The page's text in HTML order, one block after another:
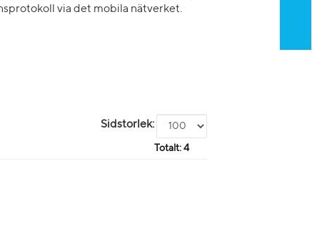
via det mobila nätverket.
Sidstorlek:
Totalt: 4